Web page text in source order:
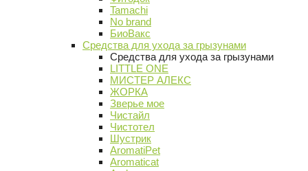
Tamachi
No brand
БиоВакс
Средства для ухода за грызунами
Средства для ухода за грызунами
LITTLE ONE
МИСТЕР АЛЕКС
ЖОРКА
Зверье мое
Чистайл
Чистотел
Шустрик
AromatiPet
Aromaticat